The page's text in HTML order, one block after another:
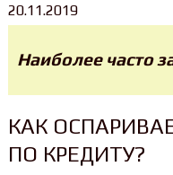
20.11.2019
Наиболее часто
КАК
ПО КРЕДИТУ?